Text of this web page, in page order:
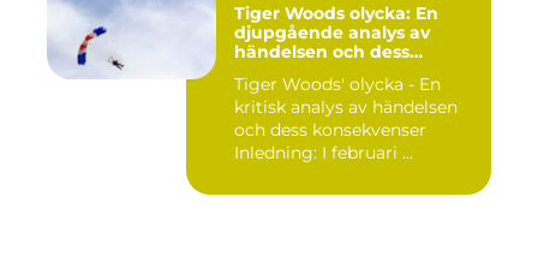
Tiger Woods olycka: En
djupgående analys av
händelsen och dess
Tiger Woods' olycka - En
kritisk analys av händelsen
och dess konsekvenser
Inledning: I februari ...